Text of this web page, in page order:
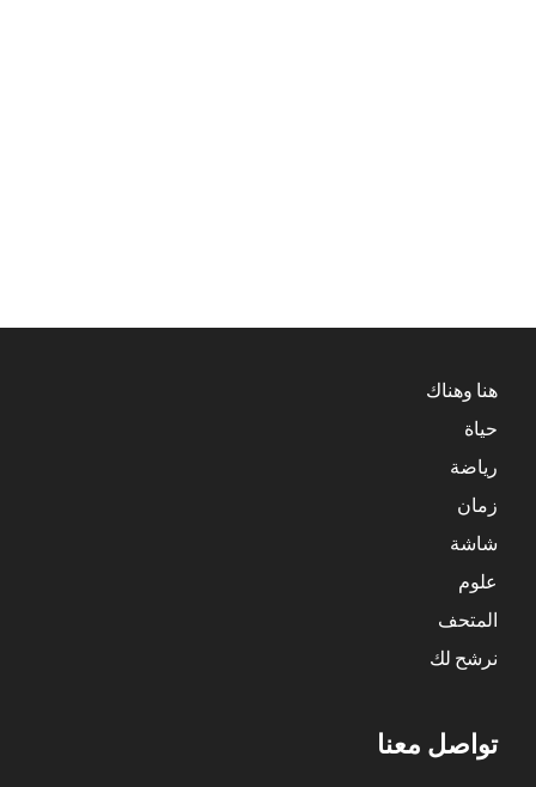
هنا وهناك
حياة
رياضة
زمان
شاشة
علوم
المتحف
نرشح لك
تواصل معنا